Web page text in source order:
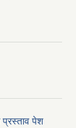
प्रस्ताव पेश